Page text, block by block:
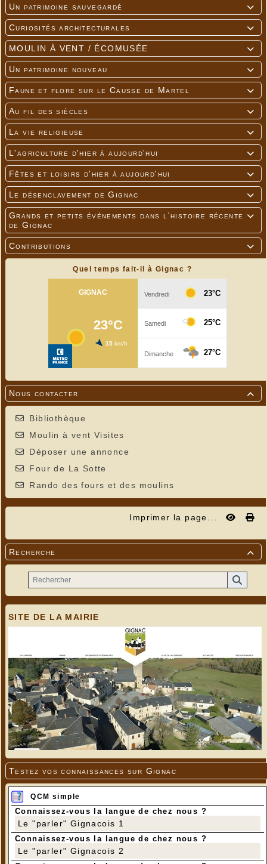

Un patrimoine sauvegardé

Curiosités architecturales

MOULIN À VENT / ÉCOMUSÉE

Un patrimoine nouveau

Faune et flore sur le Causse de Martel

Au fil des siècles

La vie religieuse

L'agriculture d'hier à aujourd'hui

Fêtes et loisirs d'hier à aujourd'hui

Le désenclavement de Gignac

Grands et petits événements dans l'histoire récente
de Gignac

Contributions
Quel temps fait-il à Gignac ?

Nous contacter
Bibliothèque
Moulin à vent Visites
Déposer une annonce
Four de La Sotte
Rando des fours et des moulins
Imprimer la page...

Recherche
SITE DE LA MAIRIE
Testez vos connaissances sur Gignac
QCM simple
Connaissez-vous la langue de chez nous ?
Le "parler" Gignacois 1
Connaissez-vous la langue de chez nous ?
Le "parler" Gignacois 2